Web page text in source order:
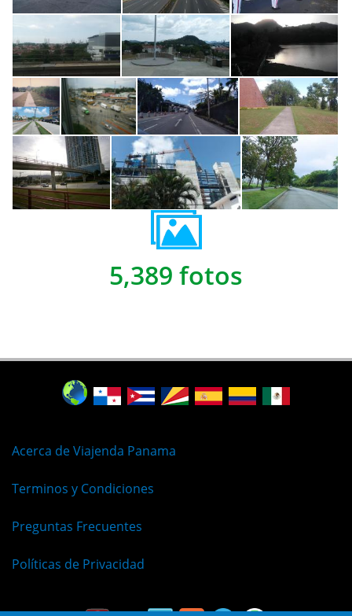
5,389 fotos
Acerca de Viajenda Panama
Terminos y Condiciones
Preguntas Frecuentes
Políticas de Privacidad